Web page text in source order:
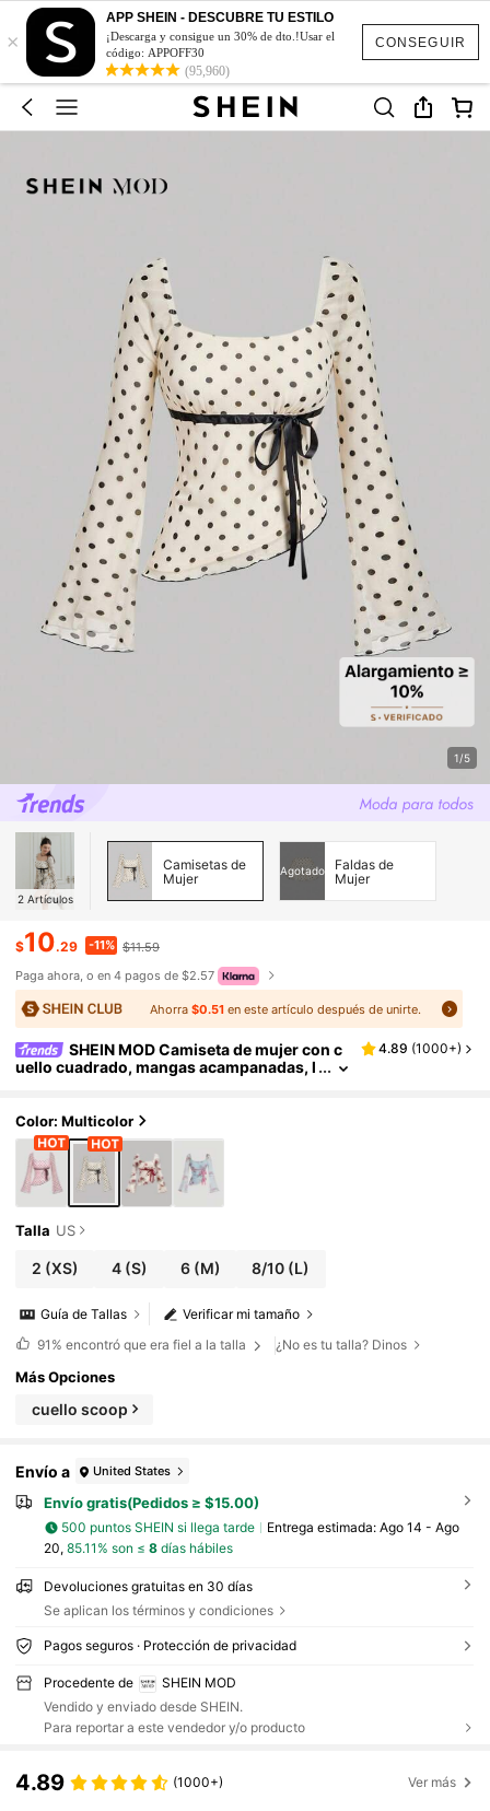
CONSEGUIR
×
APP SHEIN - DESCUBRE TU ESTILO
¡Descarga y consigue un 30% de dto.!Usar el
código: APPOFF30
(95,960)
1/5
2 Artículos
Camisetas de
Mujer
Agotado
Faldas de
Mujer
$10.29 -11% $11.59
Paga ahora, o en 4 pagos de $2.57
Ahorra $0.51en este artículo después de unirte.
SHEIN MOD Camiseta de mujer con c
uello cuadrado, mangas acampanadas, l
4.89 (1000+)
Color: Multicolor
Talla US
2 (XS) 4(S) 6(M) 8/10 (L)
Verificar mi tamaño
Guía de Tallas
91% encontró que era fiel a la talla ¿No es tu talla? Dinos
Más Opciones
cuello scoop
Envío a United States
Envío gratis(Pedidos ≥ $15.00)
500 puntos SHEIN si llega tarde Entrega estimada: Ago 14 - Ago
20, 85.11% son ≤ 8días hábiles
Devoluciones gratuitas en 30 días
Se aplican los términos y condiciones
Pagos seguros · Protección de privacidad
Procedente de
SHEIN MOD
Vendido y enviado desde SHEIN.
Para reportar a este vendedor y/o producto
4.89 (1000+) Ver más